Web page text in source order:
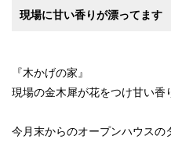
現場に甘い香りが漂ってます
『木かげの家』
現場の金木犀が花をつけ甘い香
今月末からのオープンハウスの